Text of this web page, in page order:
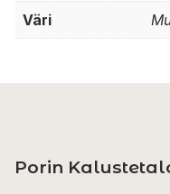
Väri
Porin